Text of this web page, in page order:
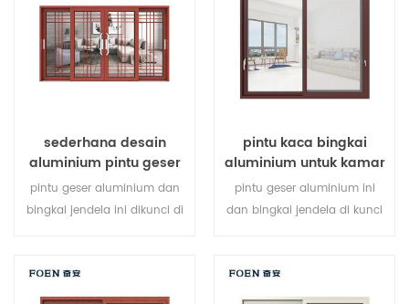
memenuhi berbagai
kebutuhan arsitektur.
kebutuhan arsitektur.
sederhana desain
aluminium pintu geser
cetak kayu kamar tidur
pintu geser aluminium dan
bingkai jendela ini dikunci di
keselamatan sangat baik.
berbagai jenis pintu untuk
pintu kaca bingkai
aluminium untuk kamar
mandi internal
pintu geser aluminium ini
dan bingkai jendela di kunci
anti-pencurian sangat baik.
berbagai jenis pintu untuk